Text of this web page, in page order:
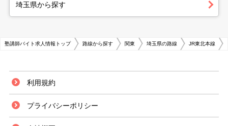
埼玉県から探す
塾講師バイト求人情報トップ 路線から探す 関東 埼玉県の路線 JR東北本線
利用規約
プライバシーポリシー